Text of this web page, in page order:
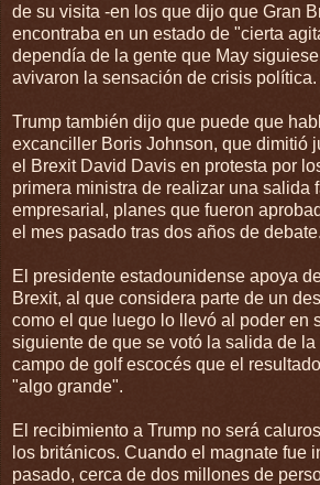
de su visita -en los que dijo que Gran
encontraba en un estado de "cierta
dependía de la gente que May
avivaron la sensación de crisis política.
Trump también dijo que puede que
excanciller Boris Johnson, que dimitió
el Brexit David Davis en protesta por
primera ministra de realizar una salida
empresarial, planes que fueron
el mes pasado tras dos años de debate.
El presidente estadounidense apoya
Brexit, al que considera parte de un
como el que luego lo llevó al poder en
siguiente de que se votó la salida de
campo de golf escocés que el
"algo grande".
El recibimiento a Trump no será
los británicos. Cuando el magnate fue
pasado, cerca de dos millones de